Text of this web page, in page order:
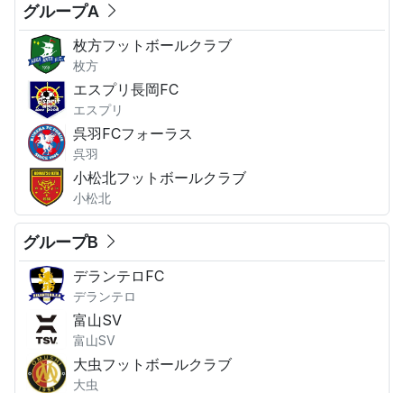
グループA
枚方フットボールクラブ
枚方
エスプリ長岡FC
エスプリ
呉羽FCフォーラス
呉羽
小松北フットボールクラブ
小松北
グループB
デランテロFC
デランテロ
富山SV
富山SV
大虫フットボールクラブ
大虫